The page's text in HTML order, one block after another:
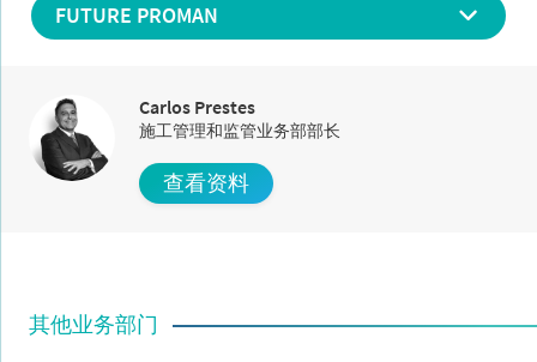
FUTURE PROMAN
Carlos Prestes
施工管理和监管业务部部长
查看资料
其他业务部门